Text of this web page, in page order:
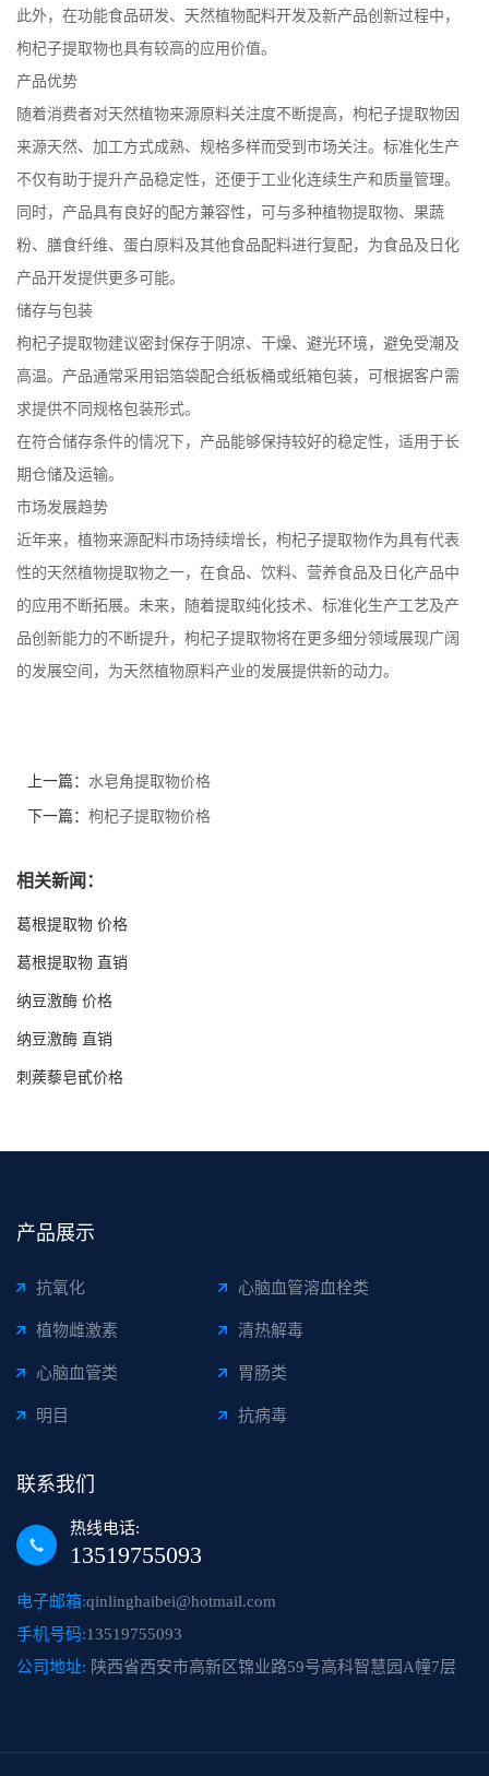
此外，在功能食品研发、天然植物配料开发及新产品创新过程中，
枸杞子提取物也具有较高的应用价值。
产品优势
随着消费者对天然植物来源原料关注度不断提高，枸杞子提取物因
来源天然、加工方式成熟、规格多样而受到市场关注。标准化生产
不仅有助于提升产品稳定性，还便于工业化连续生产和质量管理。
同时，产品具有良好的配方兼容性，可与多种植物提取物、果蔬
粉、膳食纤维、蛋白原料及其他食品配料进行复配，为食品及日化
产品开发提供更多可能。
储存与包装
枸杞子提取物建议密封保存于阴凉、干燥、避光环境，避免受潮及
高温。产品通常采用铝箔袋配合纸板桶或纸箱包装，可根据客户需
求提供不同规格包装形式。
在符合储存条件的情况下，产品能够保持较好的稳定性，适用于长
期仓储及运输。
市场发展趋势
近年来，植物来源配料市场持续增长，枸杞子提取物作为具有代表
性的天然植物提取物之一，在食品、饮料、营养食品及日化产品中
的应用不断拓展。未来，随着提取纯化技术、标准化生产工艺及产
品创新能力的不断提升，枸杞子提取物将在更多细分领域展现广阔
的发展空间，为天然植物原料产业的发展提供新的动力。
上一篇： 水皂角提取物价格
下一篇： 枸杞子提取物价格
相关新闻：
葛根提取物 价格
葛根提取物 直销
纳豆激酶 价格
纳豆激酶 直销
刺蒺藜皂甙价格
产品展示
抗氧化 心脑血管溶血栓类
植物雌激素 清热解毒
心脑血管类 胃肠类
明目 抗病毒
联系我们
热线电话:
13519755093
电子邮箱:qinlinghaibei@hotmail.com
手机号码:13519755093
公司地址: 陕西省西安市高新区锦业路59号高科智慧园A幢7层